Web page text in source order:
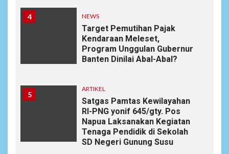
4 NEWS
Target Pemutihan Pajak
Kendaraan Meleset,
Program Unggulan Gubernur
Banten Dinilai Abal-Abal?
5
ARTIKEL
Satgas Pamtas Kewilayahan
RI-PNG yonif 645/gty. Pos
Napua Laksanakan Kegiatan
Tenaga Pendidik di Sekolah
SD Negeri Gunung Susu